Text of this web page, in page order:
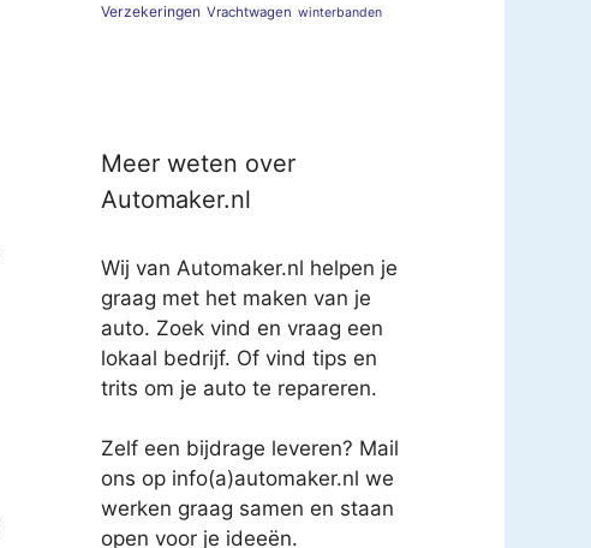
Verzekeringen Vrachtwagen winterbanden
Meer weten over
Automaker.nl
Wij van Automaker.nl helpen je
graag met het maken van je
auto. Zoek vind en vraag een
lokaal bedrijf. Of vind tips en
trits om je auto te repareren.
Zelf een bijdrage leveren? Mail
ons op info(a)automaker.nl we
werken graag samen en staan
open voor je ideeën.